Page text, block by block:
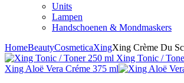
Units
Lampen
Handschoenen & Mondmaskers
HomeBeautyCosmeticaXingXing Crème Du
Xing Tonic /
Xing Aloë Vera Créme 375 ml